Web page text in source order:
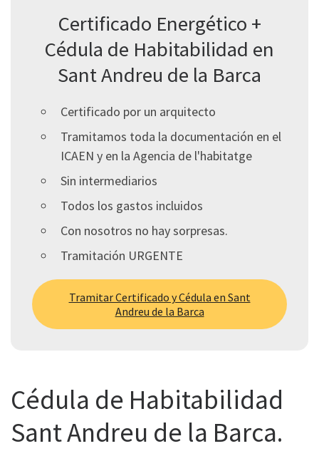
Certificado Energético +
Cédula de Habitabilidad en
Sant Andreu de la Barca
Certificado por un arquitecto
Tramitamos toda la documentación en el
ICAEN y en la Agencia de l'habitatge
Sin intermediarios
Todos los gastos incluidos
Con nosotros no hay sorpresas.
Tramitación URGENTE
Tramitar Certificado y Cédula en Sant
Andreu de la Barca
Cédula de Habitabilidad
Sant Andreu de la Barca.